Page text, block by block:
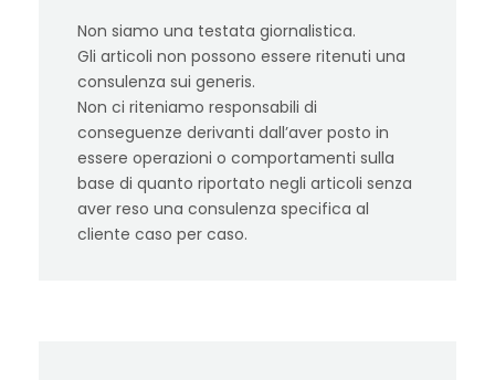
Non siamo una testata giornalistica.
Gli articoli non possono essere ritenuti una
consulenza sui generis.
Non ci riteniamo responsabili di
conseguenze derivanti dall’aver posto in
essere operazioni o comportamenti sulla
base di quanto riportato negli articoli senza
aver reso una consulenza specifica al
cliente caso per caso.